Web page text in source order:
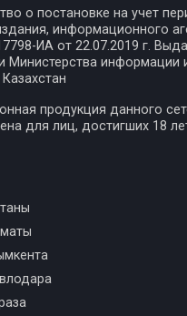
о постановке на учет
информационного
ИА от 22.07.2019 г.
Министерства информации
продукция данного
для лиц, достигших 18